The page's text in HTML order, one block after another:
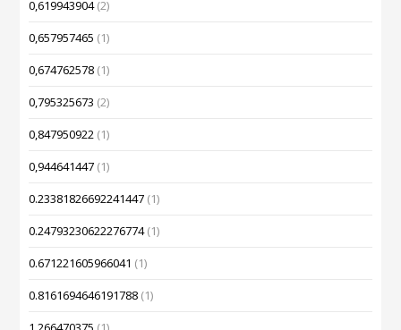
0,619943904(2)
0,657957465 (1)
0,674762578 (1)
0,795325673 (2)
0,847950922 (1)
0,944641447 (1)
0.23381826692241447 (1)
0.24793230622276774(1)
0.671221605966041 (1)
0.8161694646191788 (1)